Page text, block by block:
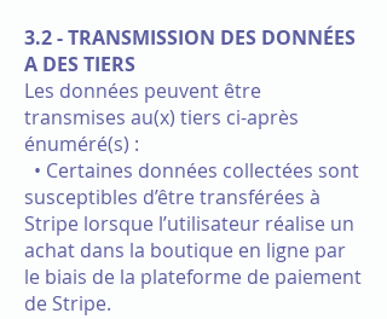
3.2 - TRANSMISSION DES DONNÉES
A DES TIERS
Les données peuvent être
transmises au(x) tiers ci-après
énuméré(s) :
• Certaines données collectées sont
susceptibles d’être transférées à
Stripe lorsque l’utilisateur réalise un
achat dans la boutique en ligne par
le biais de la plateforme de paiement
de Stripe.